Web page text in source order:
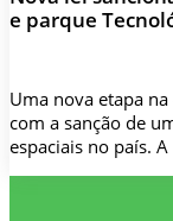
e parque
Uma nova etapa
com a sanção de
espaciais no país.